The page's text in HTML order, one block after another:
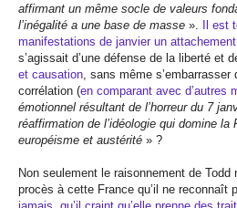
affirmant un même socle de valeurs
l’inégalité a une base de masse ».
Il est
manifestations de janvier un attachement
s’agissait d’une défense de la liberté et
et causation , sans même
corrélation (en comparant avec d’autres
émotionnel résultant de l’horreur du 7
réaffirmation de l’idéologie qui domine
européisme et austérité » ?
Non seulement le raisonnement de
procès à cette France qu’il ne reconnaît